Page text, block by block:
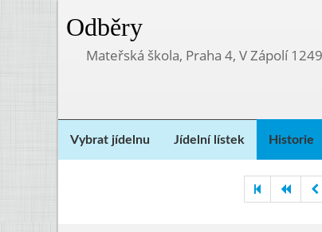
Odběry
Mateřská škola, Praha 4, V Zápolí
Vybrat jídelnu Jídelní lístek Historie